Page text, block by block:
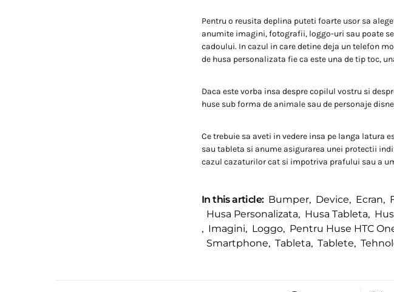
Pentru o reusita deplina puteti foarte usor sa
anumite imagini, fotografii, loggo-uri sau poate
cadoului. In cazul in care detine deja un telefon
de husa personalizata fie ca este una de tip toc,
Daca este vorba insa despre copilul vostru si
huse sub forma de animale sau de personaje
Ce trebuie sa aveti in vedere insa pe langa latura
sau tableta si anume asigurarea unei protectii
cazul cazaturilor cat si impotriva prafului sau a
In this article: Bumper, Device, Ecran,
Husa Personalizata, Husa Tableta,
, Imagini, Loggo, Pentru Huse HTC
Smartphone, Tableta, Tablete,